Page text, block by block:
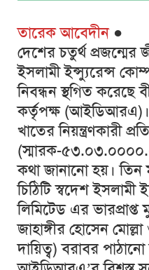
তারেক আবেদীন ●
দেশের চতুর্থ প্রজন্মের
ইসলামী ইন্স্যুরেন্স
নিবন্ধন স্থগিত করেছে
কর্তৃপক্ষ (আইডিআরএ)।
খাতের নিয়ন্ত্রণকারী
(স্মারক-
কথা জানানো হয়। তিন
চিঠিটি স্বদেশ ইসলামী
লিমিটেড এর ভারপ্রাপ্ত
জাহাঙ্গীর হোসেন
দায়িত্ব) বরাবর